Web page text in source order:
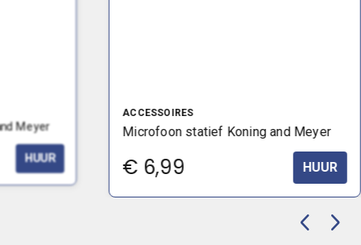
Meyer
HUUR
ACCESSOIRES
Microfoon statief Koning and Meyer
€ 6,99 HUUR